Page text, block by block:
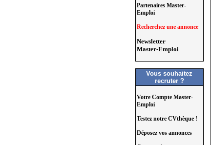
Partenaires Master-
Emploi
Recherchez une annonce
Newsletter
Master-Emploi
Vous souhaitez
recruter ?
Votre Compte Master-
Emploi
Testez notre CVthèque !
Déposez vos annonces